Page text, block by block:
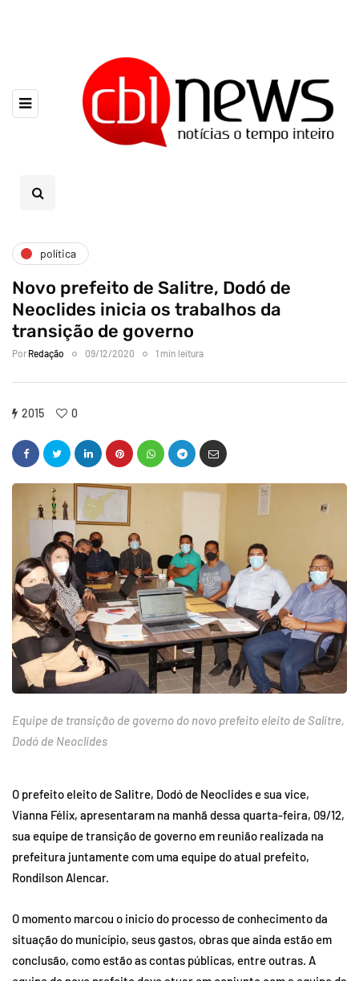
política
Novo prefeito de Salitre, Dodó de
Neoclides inicia os trabalhos da
transição de governo
Por Redação 09/12/2020 1 min leitura
2015 0
Equipe de transição de governo do novo prefeito eleito de Salitre,
Dodó de Neoclides
O prefeito eleito de Salitre, Dodó de Neoclides e sua vice,
Vianna Félix, apresentaram na manhã dessa quarta-feira, 09/12,
sua equipe de transição de governo em reunião realizada na
prefeitura juntamente com uma equipe do atual prefeito,
Rondilson Alencar.
O momento marcou o inicio do processo de conhecimento da
situação do município, seus gastos, obras que ainda estão em
conclusão, como estão as contas públicas, entre outras. A